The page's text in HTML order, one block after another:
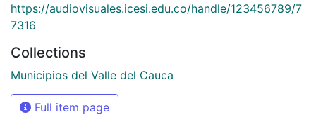
https://audiovisuales.icesi.edu.co/handle/123456789/7
7316
Collections
Municipios del Valle del Cauca
Full item page